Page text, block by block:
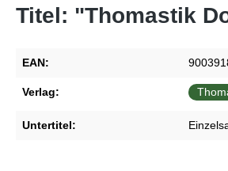
Titel: "Thomastik
EAN:
Verlag:
Untertitel: